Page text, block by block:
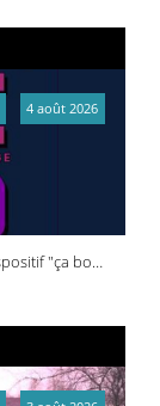
Association SEDO et ateliers Scratch pour le dispositif "ça bouge dans vos quartiers !"
4 août 2026